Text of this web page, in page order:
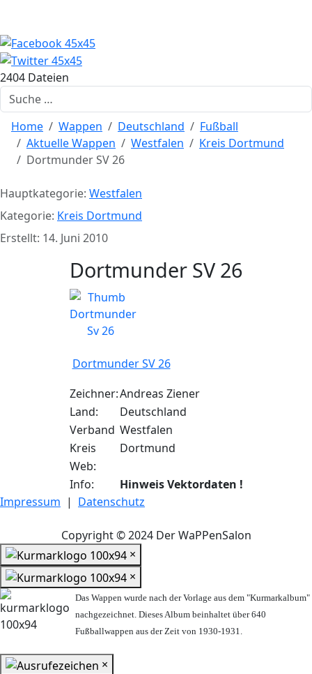
2404 Dateien
Suchen
Home Wappen Deutschland
Fußball
Aktuelle Wappen
Westfalen
Kreis Dortmund
Dortmunder SV 26
Hauptkategorie: Westfalen
Kategorie: Kreis Dortmund
Erstellt: 14. Juni 2010
Dortmunder SV 26
Dortmunder SV 26
Zeichner:Andreas Ziener
Land:
Deutschland
Verband Westfalen
Kreis
Dortmund
Web:
Info:
Hinweis Vektordaten !
Impressum | Datenschutz
Copyright © 2024 Der WaPPenSalon
×
×
Das Wappen wurde nach der Vorlage aus dem "Kurmarkalbum"
nachgezeichnet. Dieses Album beinhaltet über 640
Fußballwappen aus der Zeit von 1930-1931.
×